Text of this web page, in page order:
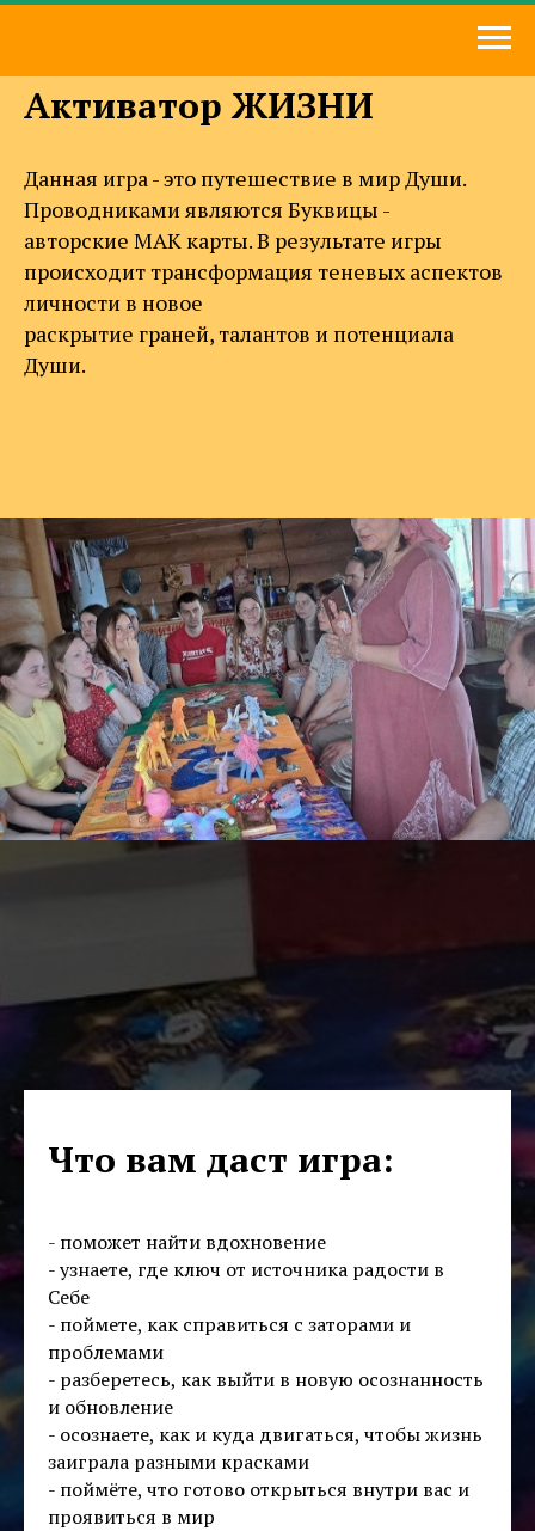
Активатор ЖИЗНИ
Данная игра - это путешествие в мир Души.
Проводниками являются Буквицы -
авторские МАК карты. В результате игры
происходит трансформация теневых аспектов
личности в новое
раскрытие граней, талантов и потенциала
Души.
Что вам даст игра:
- поможет найти вдохновение
- узнаете, где ключ от источника радости в
Себе
- поймете, как справиться с заторами и
проблемами
- разберетесь, как выйти в новую осознанность
и обновление
- осознаете, как и куда двигаться, чтобы жизнь
заиграла разными красками
- поймёте, что готово открыться внутри вас и
проявиться в мир